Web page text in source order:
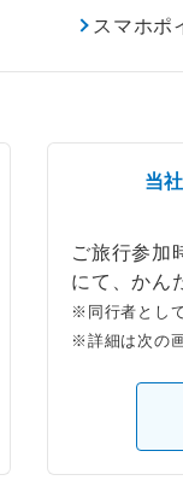
スマホポ
当
ご旅行参加
にて、かん
※同行者とし
※詳細は次の